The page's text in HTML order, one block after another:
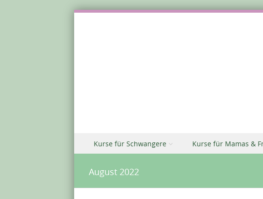
Menü
Zu Inhalt springen
Kurse für Schwangere Kurse für Mamas &
August 2022